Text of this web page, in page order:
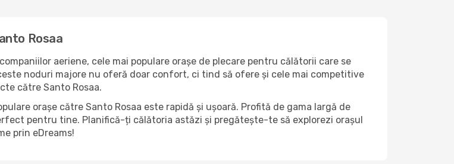
Rosaa
aeriene, cele mai populare orașe de plecare pentru călătorii care se
noduri majore nu oferă doar confort, ci tind să ofere și cele mai competitive
către Santo Rosaa.
orașe către Santo Rosaa este rapidă și ușoară. Profită de gama largă de
pentru tine. Planifică-ți călătoria astăzi și pregătește-te să explorezi orașul
prin eDreams!